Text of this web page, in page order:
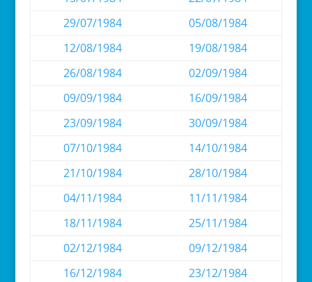
29/07/1984
05/08/1984
12/08/1984
19/08/1984
26/08/1984
02/09/1984
09/09/1984
16/09/1984
23/09/1984
30/09/1984
07/10/1984
14/10/1984
21/10/1984
28/10/1984
04/11/1984
11/11/1984
18/11/1984
25/11/1984
02/12/1984
09/12/1984
16/12/1984
23/12/1984